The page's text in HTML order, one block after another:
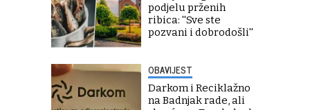
podjelu prženih
ribica: ''Sve ste
pozvani i dobrodošli''
OBAVIJEST
Darkom i Reciklažno
na Badnjak rade, ali